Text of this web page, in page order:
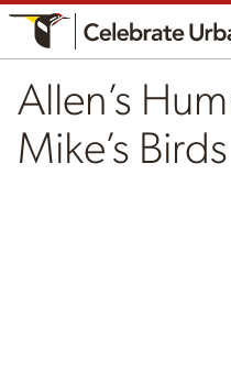
Allen’s
Mike’s Birds